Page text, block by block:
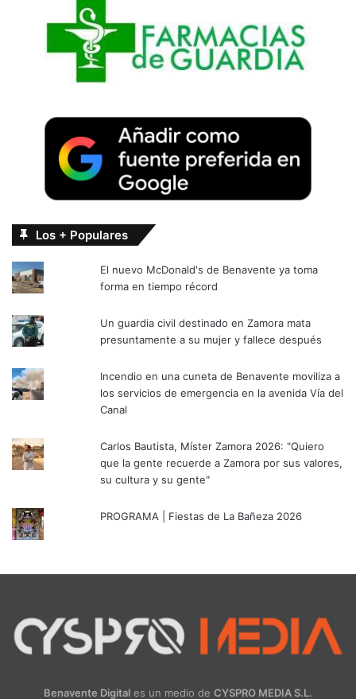
Los + Populares
El nuevo McDonald's de Benavente ya toma
forma en tiempo récord
Un guardia civil destinado en Zamora mata
presuntamente a su mujer y fallece después
Incendio en una cuneta de Benavente moviliza a
los servicios de emergencia en la avenida Vía del
Canal
Carlos Bautista, Míster Zamora 2026: "Quiero
que la gente recuerde a Zamora por sus valores,
su cultura y su gente"
PROGRAMA | Fiestas de La Bañeza 2026
Benavente Digital es un medio de CYSPRO MEDIA S.L.